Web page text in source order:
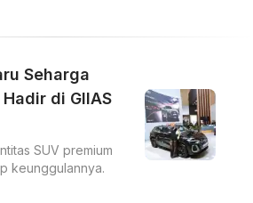
performa dua
Deepal S05
Seharga
di GIIAS
SUV premium
keunggulannya.